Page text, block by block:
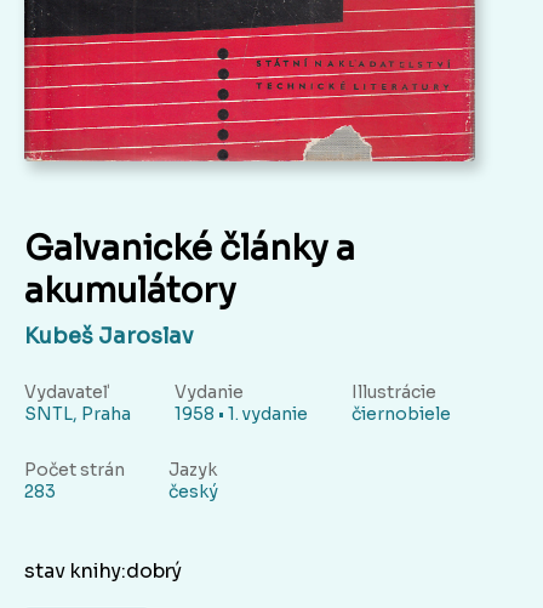
Galvanické články a
akumulátory
Kubeš Jaroslav
Vydavateľ
SNTL, Praha
Vydanie
1958 • 1. vydanie
Illustrácie
čiernobiele
Počet strán
283
Jazyk
český
stav knihy:dobrý